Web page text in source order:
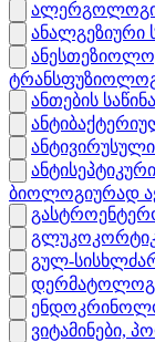
ანალგეზიური
ანთების
ბიოლოგიურად
გულ-
ვიტამინები,